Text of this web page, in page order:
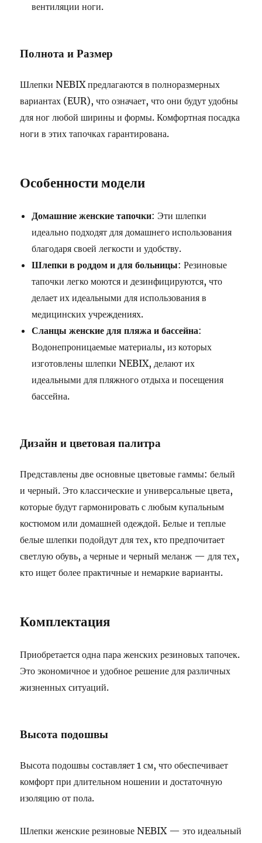
вентиляции ноги.
Полнота и Размер
Шлепки NEBIX предлагаются в полноразмерных
вариантах (EUR), что означает, что они будут удобны
для ног любой ширины и формы. Комфортная посадка
ноги в этих тапочках гарантирована.
Особенности модели
Домашние женские тапочки: Эти шлепки
идеально подходят для домашнего использования
благодаря своей легкости и удобству.
Шлепки в роддом и для больницы: Резиновые
тапочки легко моются и дезинфицируются, что
делает их идеальными для использования в
медицинских учреждениях.
Сланцы женские для пляжа и бассейна:
Водонепроницаемые материалы, из которых
изготовлены шлепки NEBIX, делают их
идеальными для пляжного отдыха и посещения
бассейна.
Дизайн и цветовая палитра
Представлены две основные цветовые гаммы: белый
и черный. Это классические и универсальные цвета,
которые будут гармонировать с любым купальным
костюмом или домашней одеждой. Белые и теплые
белые шлепки подойдут для тех, кто предпочитает
светлую обувь, а черные и черный меланж — для тех,
кто ищет более практичные и немаркие варианты.
Комплектация
Приобретается одна пара женских резиновых тапочек.
Это экономичное и удобное решение для различных
жизненных ситуаций.
Высота подошвы
Высота подошвы составляет 1 см, что обеспечивает
комфорт при длительном ношении и достаточную
изоляцию от пола.
Шлепки женские резиновые NEBIX — это идеальный